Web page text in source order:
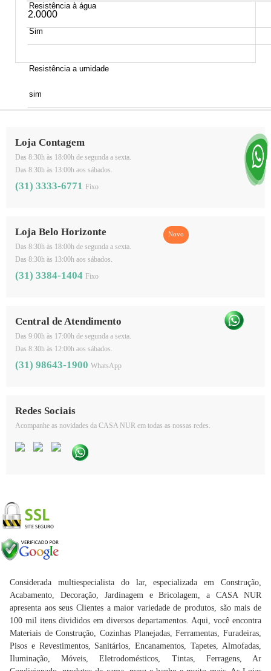
Resistência à água
Sim
Resistência a umidade
sim
15mm
Comprimento
Altura
10cm
2.0000
Loja Contagem
Das 8:30h às 18:00h de segunda a sexta.
Das 8:30h às 13:00h aos sábados.
(31) 3333-6771 Fixo
Loja Belo Horizonte
Das 8:30h às 18:00h de segunda a sexta.
Das 8:30h às 13:00h aos sábados.
(31) 3384-1404 Fixo
Central de Atendimento
Das 9:00h às 17:00h de segunda a sexta.
Das 8:30h às 12:00h aos sábados.
(31) 98643-1900 WhatsApp
Redes Sociais
Acompanhe as novidades da CASA NUR em todas as nossas redes.
Considerada multiespecialista do lar, especializada em Construção,
Acabamento, Decoração, Jardinagem e Bricolagem, a CASA NUR
apresenta aos seus Clientes a maior variedade de produtos, são mais de
100 mil itens divididos em diversos departamentos. Aqui, você encontra
Materiais de Construção, Cozinhas Planejadas, Ferramentas, Furadeiras,
Pisos e Revestimentos, Sanitários, Encanamentos, Tapetes, Almofadas,
Iluminação, Móveis, Eletrodomésticos, Tintas, Ferragens, Ar